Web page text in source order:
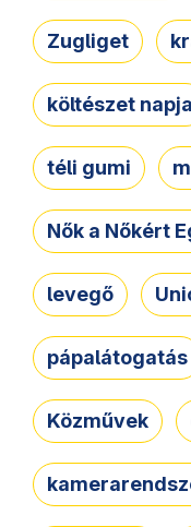
Zugliget
költészet napja
téli gumi
Nők a Nőkért
levegő
pápalátogatás
Közművek